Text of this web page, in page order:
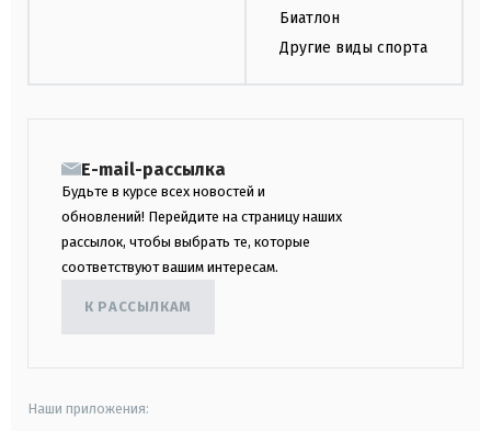
Биатлон
Другие виды спорта
E-mail-рассылка
Будьте в курсе всех новостей и
обновлений! Перейдите на страницу наших
рассылок, чтобы выбрать те, которые
соответствуют вашим интересам.
К РАССЫЛКАМ
Наши приложения: